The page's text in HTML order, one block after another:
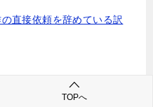
直接依頼を辞めている訳
果たせず落ち込む話
TOPへ